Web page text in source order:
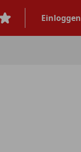
Einloggen